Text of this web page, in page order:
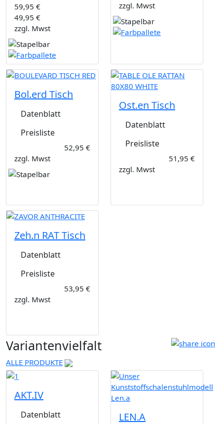
59,95 €
49,95 €
zzgl. Mwst
zzgl. Mwst
Bol.erd Tisch
Datenblatt
Preisliste
52,95 €
zzgl. Mwst
Ost.en Tisch
Datenblatt
Preisliste
51,95 €
zzgl. Mwst
Zeh.n RAT Tisch
Datenblatt
Preisliste
53,95 €
zzgl. Mwst
Variantenvielfalt
ALLE PRODUKTE
AKT.IV
Datenblatt
LEN.A